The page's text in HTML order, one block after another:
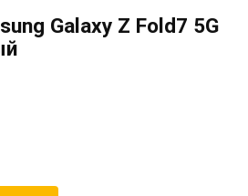
Galaxy Z Fold7 5G